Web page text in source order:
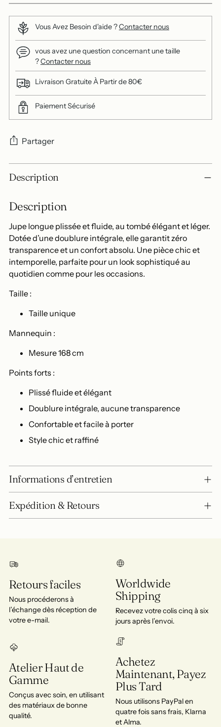
Vous Avez Besoin d'aide ?Contacter nous
vous avez une question concernant une taille
?Contacter nous
Livraison Gratuite À Partir de 80€
Paiement Sécurisé
Partager
un
à
panier
Description
Description
Jupe longue plissée et fluide, au tombé élégant et léger.
Dotée d’une doublure intégrale, elle garantit zéro
transparence et un confort absolu. Une pièce chic et
intemporelle, parfaite pour un look sophistiqué au
quotidien comme pour les occasions.
Taille :
Taille unique
Mannequin :
Mesure 168 cm
Points forts :
Plissé fluide et élégant
Doublure intégrale, aucune transparence
Confortable et facile à porter
Style chic et raffiné
Informations d’entretien
Expédition & Retours
Retours faciles
Nous procéderons à
l’échange dès réception de
votre e-mail.
Worldwide
Shipping
Recevez votre colis cinq à six
jours après l’envoi.
Atelier Haut de
Gamme
Conçus avec soin, en utilisant
des matériaux de bonne
qualité.
Achetez
Maintenant, Payez
Plus Tard
Nous utilisons PayPal en
quatre fois sans frais, Klarna
et Alma.